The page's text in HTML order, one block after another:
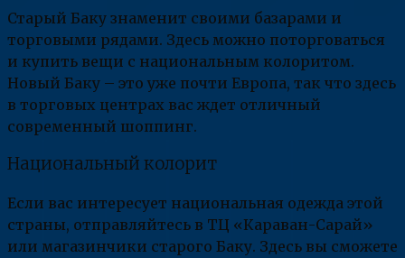
Старый Баку знаменит своими базарами и
торговыми рядами. Здесь можно поторговаться
и купить вещи с национальным колоритом.
Новый Баку – это уже почти Европа, так что здесь
в торговых центрах вас ждет отличный
современный шоппинг.
Национальный колорит
Если вас интересует национальная одежда этой
страны, отправляйтесь в ТЦ «Караван-Сарай»
или магазинчики старого Баку. Здесь вы сможете